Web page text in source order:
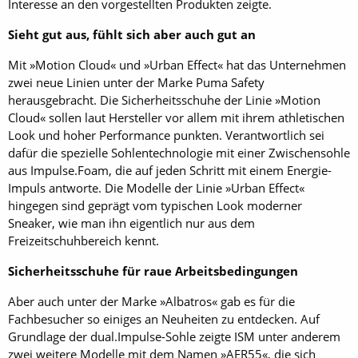
Interesse an den vorgestellten Produkten zeigte.
Sieht gut aus, fühlt sich aber auch gut an
Mit »Motion Cloud« und »Urban Effect« hat das Unternehmen
zwei neue Linien unter der Marke Puma Safety
herausgebracht. Die Sicherheitsschuhe der Linie »Motion
Cloud« sollen laut Hersteller vor allem mit ihrem athletischen
Look und hoher Performance punkten. Verantwortlich sei
dafür die spezielle Sohlentechnologie mit einer Zwischensohle
aus Impulse.Foam, die auf jeden Schritt mit einem Energie-
Impuls antworte. Die Modelle der Linie »Urban Effect«
hingegen sind geprägt vom typischen Look moderner
Sneaker, wie man ihn eigentlich nur aus dem
Freizeitschuhbereich kennt.
Sicherheitsschuhe für raue Arbeitsbedingungen
Aber auch unter der Marke »Albatros« gab es für die
Fachbesucher so einiges an Neuheiten zu entdecken. Auf
Grundlage der dual.Impulse-Sohle zeigte ISM unter anderem
zwei weitere Modelle mit dem Namen »AER55«, die sich